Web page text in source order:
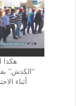
هكذا
“الكدش”
أثناء